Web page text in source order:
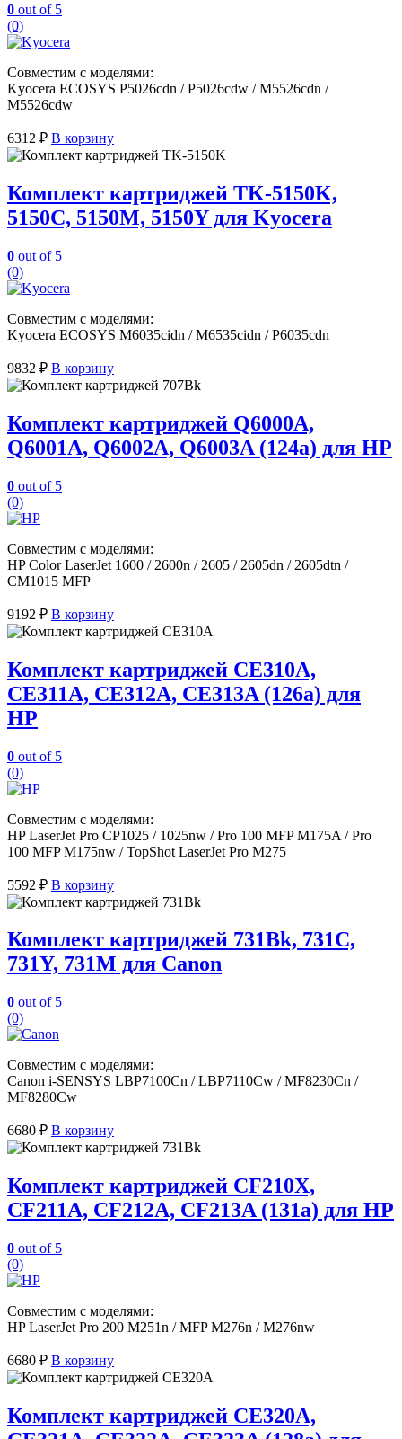
0 out of 5
(0)
Совместим с моделями:
Kyocera ECOSYS Р5026cdn / Р5026cdw / M5526cdn /
M5526cdw
6312 ₽ В корзину
Комплект картриджей TK-5150K,
5150C, 5150M, 5150Y для Kyocera
0 out of 5
(0)
Совместим с моделями:
Kyocera ECOSYS M6035cidn / M6535cidn / P6035cdn
9832 ₽ В корзину
Комплект картриджей Q6000A,
Q6001A, Q6002A, Q6003A (124a) для HP
0 out of 5
(0)
Совместим с моделями:
HP Color LaserJet 1600 / 2600n / 2605 / 2605dn / 2605dtn /
CM1015 MFP
9192 ₽ В корзину
Комплект картриджей CE310A,
CE311A, CE312A, CE313A (126a) для
HP
0 out of 5
(0)
Совместим с моделями:
HP LaserJet Pro CP1025 / 1025nw / Pro 100 MFP M175A / Pro
100 MFP M175nw / TopShot LaserJet Pro M275
5592 ₽ В корзину
Комплект картриджей 731Bk, 731C,
731Y, 731M для Canon
0 out of 5
(0)
Совместим с моделями:
Canon i-SENSYS LBP7100Cn / LBP7110Cw / MF8230Cn /
MF8280Cw
6680 ₽ В корзину
Комплект картриджей CF210X,
CF211A, CF212A, CF213A (131a) для HP
0 out of 5
(0)
Совместим с моделями:
HP LaserJet Pro 200 M251n / MFP M276n / M276nw
6680 ₽ В корзину
Комплект картриджей CE320A,